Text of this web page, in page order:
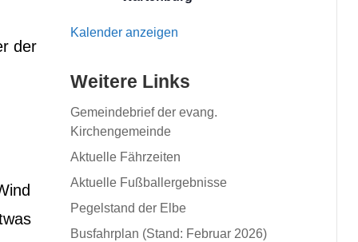
der
Kalender anzeigen
Weitere Links
Gemeindebrief der evang.
Kirchengemeinde
Aktuelle Fährzeiten
Aktuelle Fußballergebnisse
Pegelstand der Elbe
Busfahrplan (Stand: Februar 2026)